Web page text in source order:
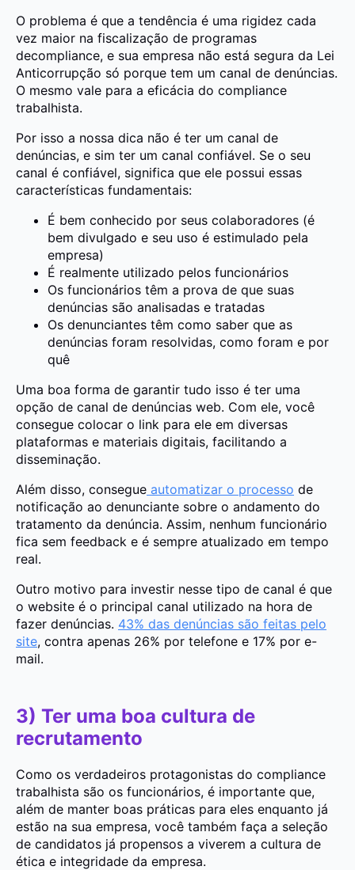
O problema é que a tendência é uma rigidez cada
vez maior na fiscalização de programas
decompliance, e sua empresa não está segura da Lei
Anticorrupção só porque tem um canal de denúncias.
O mesmo vale para a eficácia do compliance
trabalhista.
Por isso a nossa dica não é ter um canal de
denúncias, e sim ter um canal confiável. Se o seu
canal é confiável, significa que ele possui essas
características fundamentais:
É bem conhecido por seus colaboradores (é
bem divulgado e seu uso é estimulado pela
empresa)
É realmente utilizado pelos funcionários
Os funcionários têm a prova de que suas
denúncias são analisadas e tratadas
Os denunciantes têm como saber que as
denúncias foram resolvidas, como foram e por
quê
Uma boa forma de garantir tudo isso é ter uma
opção de canal de denúncias web. Com ele, você
consegue colocar o link para ele em diversas
plataformas e materiais digitais, facilitando a
disseminação.
Além disso, consegue automatizar o processo de
notificação ao denunciante sobre o andamento do
tratamento da denúncia. Assim, nenhum funcionário
fica sem feedback e é sempre atualizado em tempo
real.
Outro motivo para investir nesse tipo de canal é que
o website é o principal canal utilizado na hora de
fazer denúncias. 43% das denúncias são feitas pelo
site, contra apenas 26% por telefone e 17% por e-
mail.
3) Ter uma boa cultura de
recrutamento
Como os verdadeiros protagonistas do compliance
trabalhista são os funcionários, é importante que,
além de manter boas práticas para eles enquanto já
estão na sua empresa, você também faça a seleção
de candidatos já propensos a viverem a cultura de
ética e integridade da empresa.